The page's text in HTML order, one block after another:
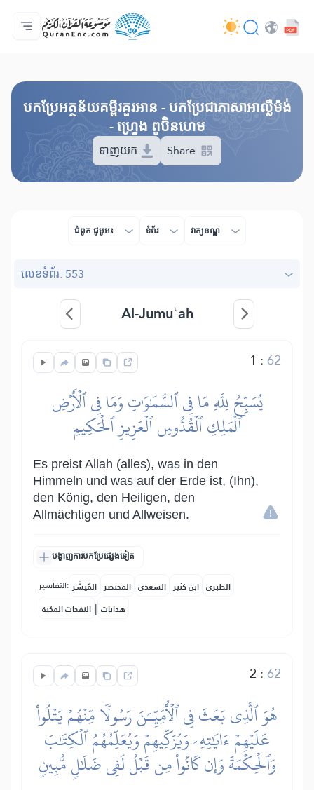
ទំព័រ​ដេីម
មាតិកានៃការបកប្រែ
Audio
សេវាកម្មសម្រាប់អ្នកអភិវឌ្ឍន៍ - API
អំពី​គម្រោង
ទំនាក់ទំងមកកាន់យើងខ្ញុំ
ភាសា
បកប្រែអត្ថន័យគម្ពីរគួរអាន - បកប្រែជាភាសាអាល្លឺម៉ង់
- ហ្វ្រេង ពូប៊ិនហេម
ទាញយក Share
ជំពូក​ ជូមូអះ ទំព័រ វាក្យខណ្ឌ
លេខ​ទំព័រ: 553
Al-Jumuʿah
1 :62
يُسَبِّحُ لِلَّهِ مَا فِي ٱلسَّمَٰوَٰتِ وَمَا فِي ٱلۡأَرۡضِ
ٱلۡمَلِكِ ٱلۡقُدُّوسِ ٱلۡعَزِيزِ ٱلۡحَكِيمِ
Es preist Allah (alles), was in den
Himmeln und was auf der Erde ist, (Ihn),
den König, den Heiligen, den
Allmächtigen und Allweisen.
បង្ហាញការបកប្រែផ្សេងទៀត
التفاسير: المُيسَّر المختصر السعدي ابن كثير الطبري
النفحات المكية | هدايات
2 :62
هُوَ ٱلَّذِي بَعَثَ فِي ٱلۡأُمِّيِّـۧنَ رَسُولٗا مِّنۡهُمۡ يَتۡلُواْ
عَلَيۡهِمۡ ءَايَٰتِهِۦ وَيُزَكِّيهِمۡ وَيُعَلِّمُهُمُ ٱلۡكِتَٰبَ
وَٱلۡحِكۡمَةَ وَإِن كَانُواْ مِن قَبۡلُ لَفِي ضَلَٰلٖ مُّبِينٖ